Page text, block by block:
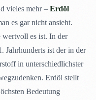
vieles mehr – Erdöl
es gar nicht ansieht.
wertvoll es ist. In der
Jahrhunderts ist der in der
in unterschiedlichster
Erdöl stellt
Bedeutung